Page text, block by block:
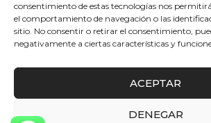
consentimiento de estas tecnologías nos
el comportamiento de navegación o las
sitio. No consentir o retirar el consentimiento,
negativamente a ciertas características y
ACEPTAR
DENEGAR
Carrito
Politica de envio y